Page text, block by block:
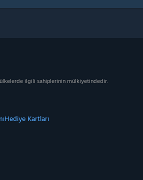
ilgili sahiplerinin mülkiyetindedir.
Hediye Kartları